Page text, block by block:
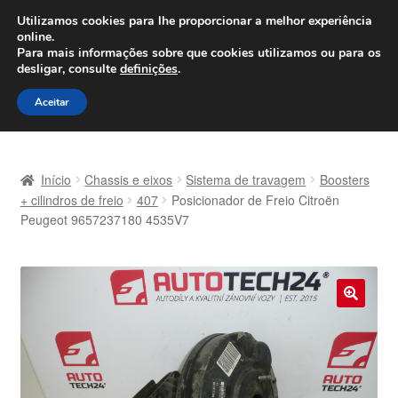
ENVIO a partir de 7 EUR
Seg-Sex, das 9h às 16h800 500 967
Ir
para
a
Saltar
para
o
Carrinho
Envio para todo o planeta
Minha conta
Início Chassis e eixos Sistema de travagem
Boosters
+ cilindros de freio
407
Posicionador de Freio Citroën
Peugeot 9657237180 4535V7
Utilizamos cookies para lhe proporcionar a melhor experiência
online.
Para mais informações sobre que cookies utilizamos ou para os
desligar, consulte definições.
Aceitar